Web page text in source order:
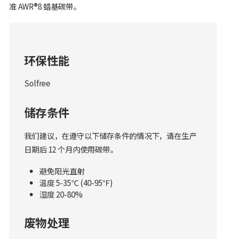
准 AWR®8 蜡基碳带。
环保性能
Solfree
储存条件
我们建议，在遵守以下储存条件的情况下，请在生产
日期后 12 个月内使用碳带。
避免阳光直射
温度 5-35℃ (40-95℉)
湿度 20-80%
废物处理